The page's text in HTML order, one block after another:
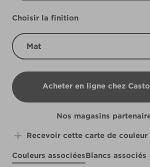
Choisir la finition
Mat
Acheter en ligne chez
B&Q
Nos magasins
Recevoir cette carte de
Couleurs associéesBlancs associés